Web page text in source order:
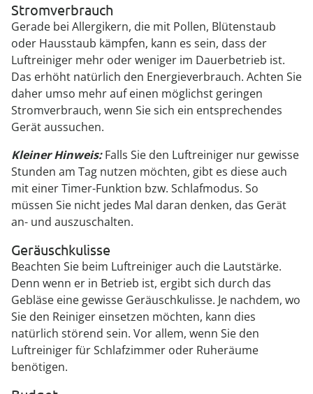
Stromverbrauch
Gerade bei Allergikern, die mit Pollen, Blütenstaub
oder Hausstaub kämpfen, kann es sein, dass der
Luftreiniger mehr oder weniger im Dauerbetrieb ist.
Das erhöht natürlich den Energieverbrauch. Achten Sie
daher umso mehr auf einen möglichst geringen
Stromverbrauch, wenn Sie sich ein entsprechendes
Gerät aussuchen.
Kleiner Hinweis:Falls Sie den Luftreiniger nur gewisse
Stunden am Tag nutzen möchten, gibt es diese auch
mit einer Timer-Funktion bzw. Schlafmodus. So
müssen Sie nicht jedes Mal daran denken, das Gerät
an- und auszuschalten.
Geräuschkulisse
Beachten Sie beim Luftreiniger auch die Lautstärke.
Denn wenn er in Betrieb ist, ergibt sich durch das
Gebläse eine gewisse Geräuschkulisse. Je nachdem, wo
Sie den Reiniger einsetzen möchten, kann dies
natürlich störend sein. Vor allem, wenn Sie den
Luftreiniger für Schlafzimmer oder Ruheräume
benötigen.